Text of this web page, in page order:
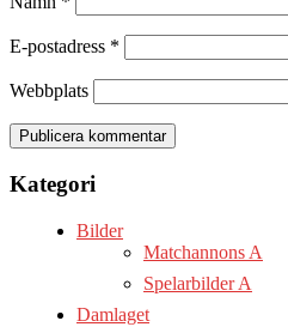
E-postadress *
Webbplats
Kategori
Bilder
Matchannons A
Spelarbilder A
Damlaget